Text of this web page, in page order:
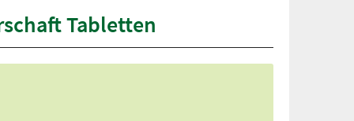
Tabletten